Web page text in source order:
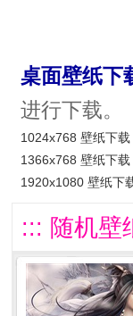
桌面壁纸下
进行下载。
1024x768 壁纸下载
1366x768 壁纸下载
1920x1080 壁纸下
::: 随机壁